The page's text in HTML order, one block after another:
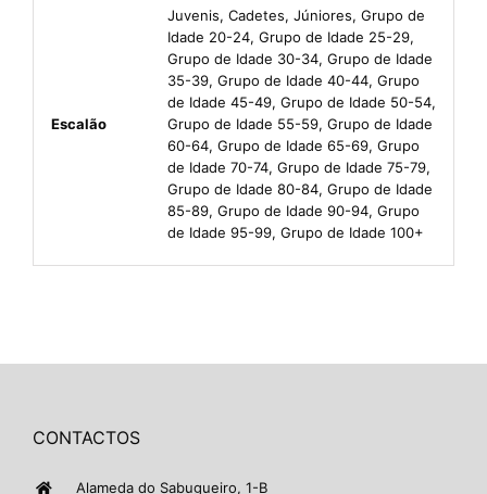
Escalão
Juvenis, Cadetes, Júniores, Grupo de
Idade 20-24, Grupo de Idade 25-29,
Grupo de Idade 30-34, Grupo de Idade
35-39, Grupo de Idade 40-44, Grupo
de Idade 45-49, Grupo de Idade 50-54,
Grupo de Idade 55-59, Grupo de Idade
60-64, Grupo de Idade 65-69, Grupo
de Idade 70-74, Grupo de Idade 75-79,
Grupo de Idade 80-84, Grupo de Idade
85-89, Grupo de Idade 90-94, Grupo
de Idade 95-99, Grupo de Idade 100+
CONTACTOS
Alameda do Sabugueiro, 1-B